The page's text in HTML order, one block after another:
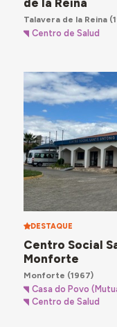
Talavera de la Reina
Centro de Salud
DESTAQUE
Centro Social
Monforte
Monforte (1967)
Casa do Povo
Centro de Salud